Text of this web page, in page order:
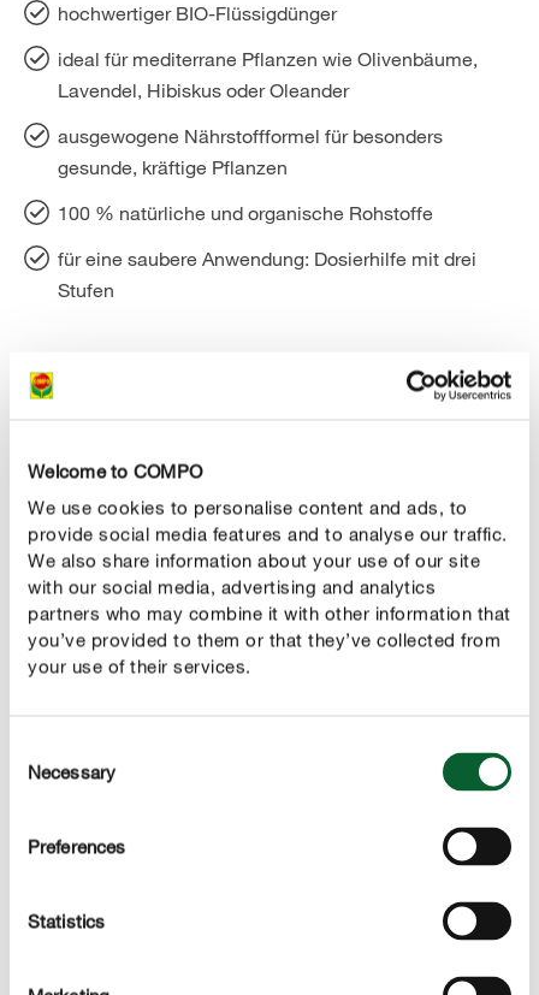
Welcome to COMPO
We use cookies to personalise content and ads, to
provide social media features and to analyse our traffic.
We also share information about your use of our site
with our social media, advertising and analytics
partners who may combine it with other information that
you’ve provided to them or that they’ve collected from
your use of their services.
Selection
Necessary
Preferences
Statistics
hochwertiger BIO-Flüssigdünger
ideal für mediterrane Pflanzen wie Olivenbäume,
Lavendel, Hibiskus oder Oleander
ausgewogene Nährstoffformel für besonders
gesunde, kräftige Pflanzen
100 % natürliche und organische Rohstoffe
für eine saubere Anwendung: Dosierhilfe mit drei
Stufen
TECHNISCHE DETAILS
FRAG UNS ZUM PRODUKT